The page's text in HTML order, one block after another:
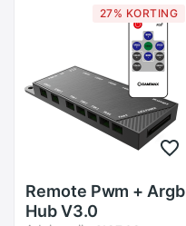
chassis zijdeur
27% KORTING
Remote Pwm + Argb
Hub V3.0